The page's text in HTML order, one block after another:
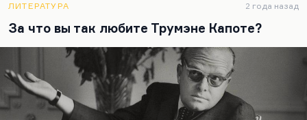
ЛИТЕРАТУРА 2 года назад
За что вы так любите Трумэне Капоте?